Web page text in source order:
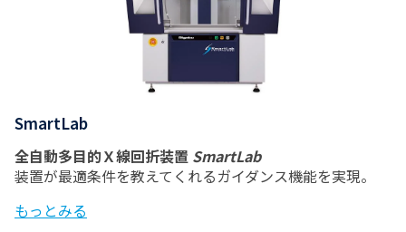
SmartLab
全自動多目的Ｘ線回折装置 SmartLab
装置が最適条件を教えてくれるガイダンス機能を実現。
もっとみる